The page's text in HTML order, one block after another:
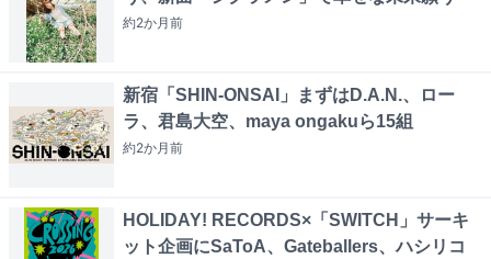
約2か月前
新宿「SHIN-ONSAI」まずはD.A.N.、ロー
ラ、君島大空、maya ongakuら15組
約2か月前
HOLIDAY! RECORDS×「SWITCH」サーキ
ット企画にSaToA、Gateballers、ハシリコ